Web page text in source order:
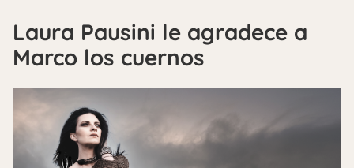
Laura Pausini le agradece a
Marco los cuernos